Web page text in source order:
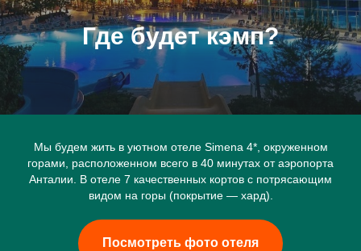
Где будет кэмп?
Мы будем жить в уютном отеле Simena 4*, окруженном
горами, расположенном всего в 40 минутах от аэропорта
Анталии. В отеле 7 качественных кортов с потрясающим
видом на горы (покрытие — хард).
Посмотреть фото отеля